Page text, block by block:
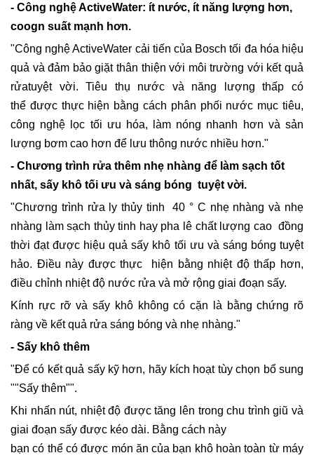
- Công nghệ ActiveWater: ít nước, ít năng lượng hơn,
coogn suất mạnh hơn.
"Công nghệ ActiveWater cải tiến của Bosch tối đa hóa hiệu
quả và đảm bảo giặt thân thiện với môi trường với kết quả
rửatuyệt vời. Tiêu thụ nước và năng lượng thấp có
thể được thực hiện bằng cách phân phối nước mục tiêu,
công nghệ lọc tối ưu hóa, làm nóng nhanh hơn và sản
lượng bơm cao hơn để lưu thông nước nhiều hơn."
- Chương trình rửa thêm nhẹ nhàng để làm sạch tốt
nhất, sấy khô tối ưu và sáng bóng tuyệt vời.
"Chương trình rửa ly thủy tinh 40 ° C nhẹ nhàng và nhẹ
nhàng làm sạch thủy tinh hay pha lê chất lượng cao đồng
thời đạt được hiệu quả sấy khô tối ưu và sáng bóng tuyệt
hảo. Điều này được thực hiện bằng nhiệt độ thấp hơn,
điều chỉnh nhiệt độ nước rửa và mở rộng giai đoạn sấy.
Kính rực rỡ và sấy khô không có cặn là bằng chứng rõ
ràng về kết quả rửa sáng bóng và nhẹ nhàng."
- Sấy khô thêm
"Để có kết quả sấy kỹ hơn, hãy kích hoạt tùy chọn bổ sung
""Sấy thêm"".
Khi nhấn nút, nhiệt độ được tăng lên trong chu trình giũ và
giai đoạn sấy được kéo dài. Bằng cách này
bạn có thể có được món ăn của bạn khô hoàn toàn từ máy